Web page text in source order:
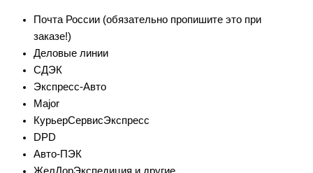
Почта России (обязательно пропишите это при
заказе!)
Деловые линии
СДЭК
Экспресс-Авто
Major
КурьерСервисЭкспресс
DPD
Авто-ПЭК
ЖелДорЭкспедиция и другие.